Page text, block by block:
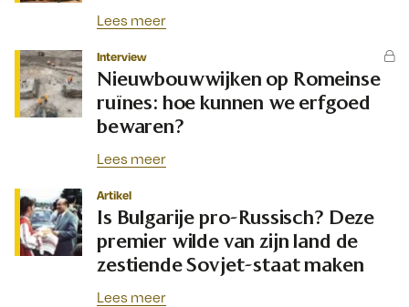
Lees meer
Interview
Nieuwbouwwijken op Romeinse
ruïnes: hoe kunnen we erfgoed
bewaren?
Lees meer
Artikel
Is Bulgarije pro-Russisch? Deze
premier wilde van zijn land de
zestiende Sovjet-staat maken
Lees meer